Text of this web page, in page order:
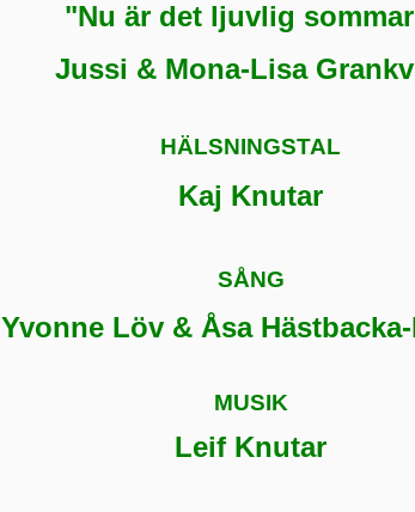
"Nu är det ljuvlig
Jussi & Mona-Lisa
HÄLSNINGSTAL
Kaj Knutar
SÅNG
Yvonne Löv & Åsa
MUSIK
Leif Knutar